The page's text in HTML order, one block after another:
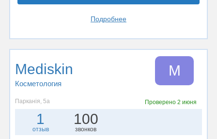
Подробнее
Mediskin
Косметология
M
Парканія, 5а Проверено2 июня
1
отзыв
100
звонков